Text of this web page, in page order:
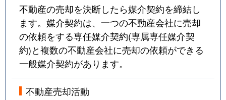
不動産の売却を決断したら媒介契約を締結し
ます。媒介契約は、一つの不動産会社に売却
の依頼をする専任媒介契約(専属専任媒介契
約)と複数の不動産会社に売却の依頼ができる
一般媒介契約があります。
不動産売却活動